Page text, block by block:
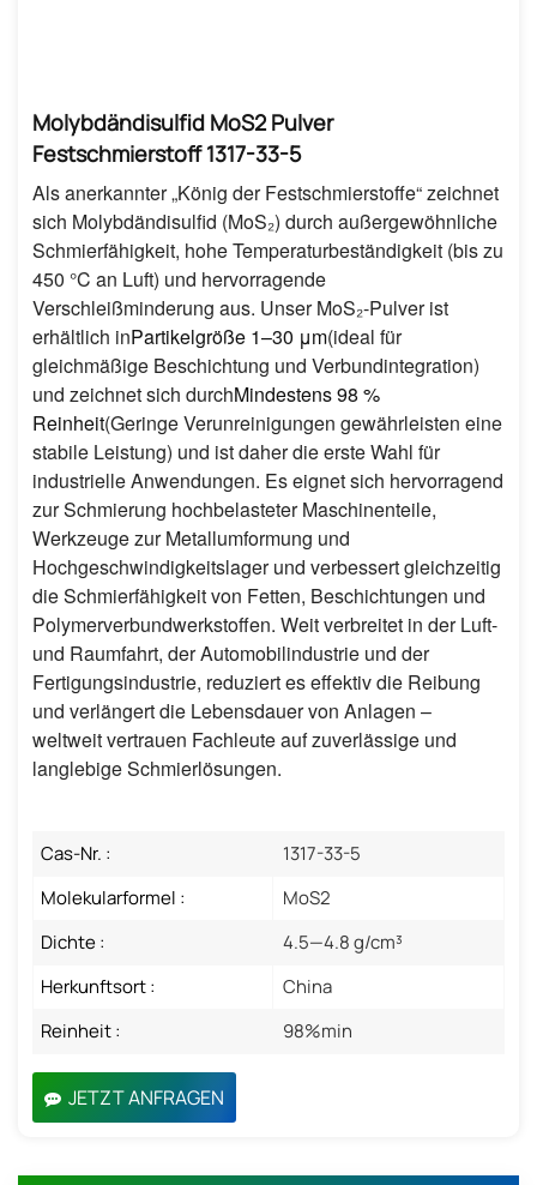
Molybdändisulfid MoS2 Pulver
Festschmierstoff 1317-33-5
Als anerkannter „König der Festschmierstoffe“ zeichnet
sich Molybdändisulfid (MoS₂) durch außergewöhnliche
Schmierfähigkeit, hohe Temperaturbeständigkeit (bis zu
450 °C an Luft) und hervorragende
Verschleißminderung aus. Unser MoS₂-Pulver ist
erhältlich inPartikelgröße 1–30 μm(ideal für
gleichmäßige Beschichtung und Verbundintegration)
und zeichnet sich durchMindestens 98 %
Reinheit(Geringe Verunreinigungen gewährleisten eine
stabile Leistung) und ist daher die erste Wahl für
industrielle Anwendungen. Es eignet sich hervorragend
zur Schmierung hochbelasteter Maschinenteile,
Werkzeuge zur Metallumformung und
Hochgeschwindigkeitslager und verbessert gleichzeitig
die Schmierfähigkeit von Fetten, Beschichtungen und
Polymerverbundwerkstoffen. Weit verbreitet in der Luft-
und Raumfahrt, der Automobilindustrie und der
Fertigungsindustrie, reduziert es effektiv die Reibung
und verlängert die Lebensdauer von Anlagen –
weltweit vertrauen Fachleute auf zuverlässige und
langlebige Schmierlösungen.
Cas-Nr. :
1317-33-5
Molekularformel :
MoS2
Dichte :
4.5—4.8 g/cm³
Herkunftsort :
China
Reinheit :
98%min
JETZT ANFRAGEN